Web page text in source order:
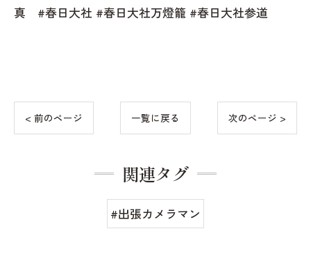
真 #春日大社 #春日大社万燈籠 #春日大社参道
< 前のページ 一覧に戻る 次のページ >
関連タグ
#出張カメラマン